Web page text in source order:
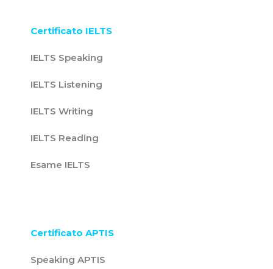
Certificato IELTS
IELTS Speaking
IELTS Listening
IELTS Writing
IELTS Reading
Esame IELTS
Certificato APTIS
Speaking APTIS